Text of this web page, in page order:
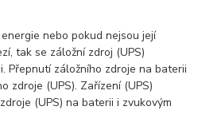
nebo pokud nejsou její
tak se záložní zdroj (UPS)
Přepnutí záložního zdroje na baterii
zdroje (UPS). Zařízení (UPS)
(UPS) na baterii i zvukovým